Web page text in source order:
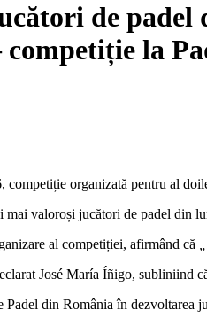
de
la
organizată pentru al
valoroși jucători de padel din
al competiției, afirmând că
José María Íñigo, subliniind
din România în